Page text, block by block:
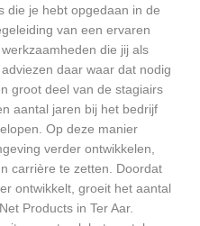
die je hebt opgedaan in de
van een ervaren
die jij als
daar waar dat nodig
groot deel van de stagiairs
aantal jaren bij het bedrijf
Op deze manier
verder ontwikkelen,
carrière te zetten. Doordat
ontwikkelt, groeit het aantal
Products in Ter Aar.